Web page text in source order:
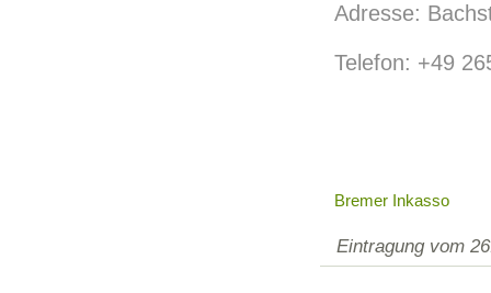
Adresse:
Telefon: +49
Bremer Inkasso
Eintragung vom